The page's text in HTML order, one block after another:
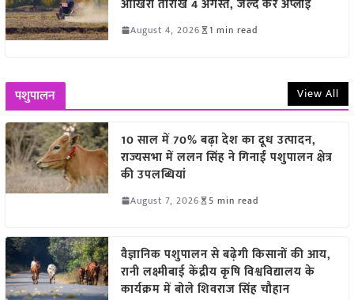
आखिरी तारीख 4 अगस्त, जल्द करें अप्लाई
August 4, 2026 1 min read
पशुपालन View All
10 साल में 70% बढ़ा देश का दूध उत्पादन,
राज्यसभा में ललन सिंह ने गिनाईं पशुपालन क्षेत्र
की उपलब्धियां
August 7, 2026 5 min read
वैज्ञानिक पशुपालन से बढ़ेगी किसानों की आय,
रानी लक्ष्मीबाई केंद्रीय कृषि विश्वविद्यालय के
कार्यक्रम में बोले शिवराज सिंह चौहान